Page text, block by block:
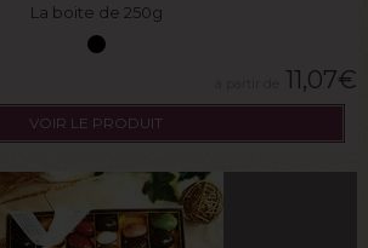
La boite de 250g
11,07€
VOIR LE PRODUIT